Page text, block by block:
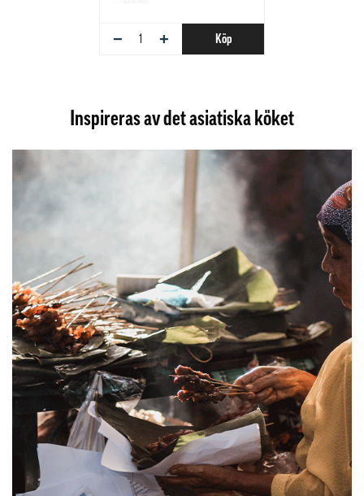
− + Köp
Inspireras av det asiatiska köket